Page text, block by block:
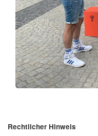
Rechtlicher Hinweis